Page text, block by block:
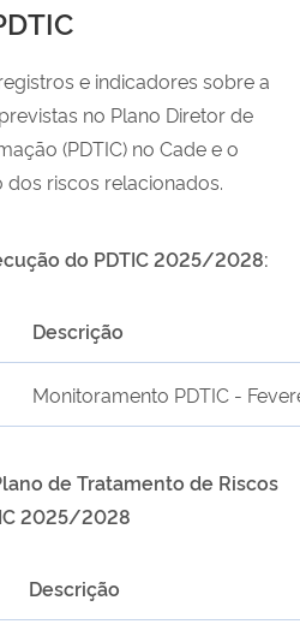
e indicadores sobre a
no Plano Diretor de
(PDTIC) no Cade e o
riscos relacionados.
do PDTIC 2025/2028:
Descrição
Monitoramento PDTIC -
de Tratamento de Riscos
2025/2028
Descrição